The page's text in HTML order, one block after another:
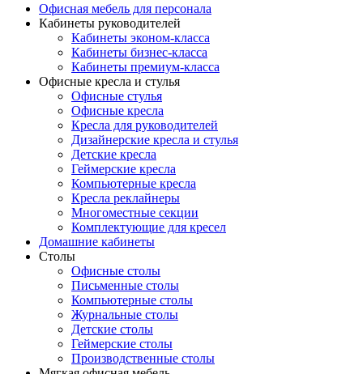
Офисная мебель для персонала
Кабинеты руководителей
Кабинеты эконом-класса
Кабинеты бизнес-класса
Кабинеты премиум-класса
Офисные кресла и стулья
Офисные стулья
Офисные кресла
Кресла для руководителей
Дизайнерские кресла и стулья
Детские кресла
Геймерские кресла
Компьютерные кресла
Кресла реклайнеры
Многоместные секции
Комплектующие для кресел
Домашние кабинеты
Столы
Офисные столы
Письменные столы
Компьютерные столы
Журнальные столы
Детские столы
Геймерские столы
Производственные столы